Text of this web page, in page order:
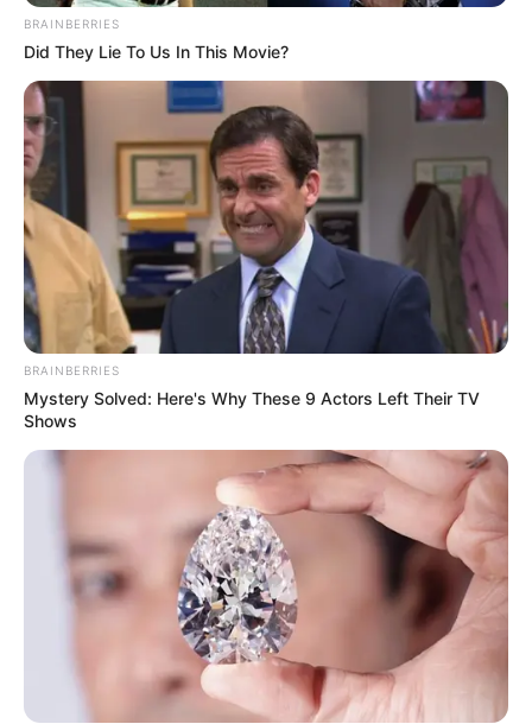
BRAINBERRIES
Did They Lie To Us In This Movie?
BRAINBERRIES
Mystery Solved: Here's Why These 9 Actors Left Their TV
Shows